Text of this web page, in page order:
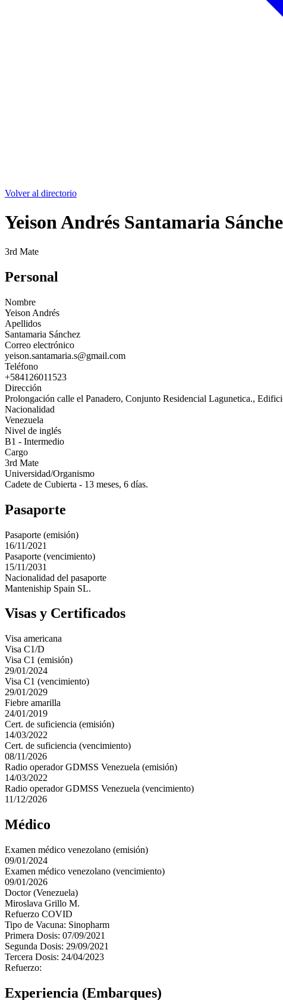
Volver al directorio
Yeison Andrés Santamaria
3rd Mate
Personal
Nombre
Yeison Andrés
Apellidos
Santamaria Sánchez
Correo electrónico
yeison.santamaria.s@gmail.com
Teléfono
+584126011523
Dirección
Prolongación calle el Panadero, Conjunto Residencial Lagunetica.,
Nacionalidad
Venezuela
Nivel de inglés
B1 - Intermedio
Cargo
3rd Mate
Universidad/Organismo
Cadete de Cubierta - 13 meses, 6 días.
Pasaporte
Pasaporte (emisión)
16/11/2021
Pasaporte (vencimiento)
15/11/2031
Nacionalidad del pasaporte
Manteniship Spain SL.
Visas y Certificados
Visa americana
Visa C1/D
Visa C1 (emisión)
29/01/2024
Visa C1 (vencimiento)
29/01/2029
Fiebre amarilla
24/01/2019
Cert. de suficiencia (emisión)
14/03/2022
Cert. de suficiencia (vencimiento)
08/11/2026
Radio operador GDMSS Venezuela (emisión)
14/03/2022
Radio operador GDMSS Venezuela (vencimiento)
11/12/2026
Médico
Examen médico venezolano (emisión)
09/01/2024
Examen médico venezolano (vencimiento)
09/01/2026
Doctor (Venezuela)
Miroslava Grillo M.
Refuerzo COVID
Tipo de Vacuna: Sinopharm
Primera Dosis: 07/09/2021
Segunda Dosis: 29/09/2021
Tercera Dosis: 24/04/2023
Refuerzo:
Experiencia (Embarques)